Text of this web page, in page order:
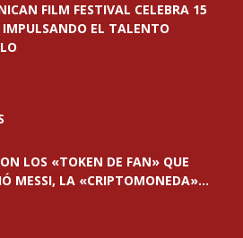
FILM FESTIVAL CELEBRA 15
EL TALENTO
LOS «TOKEN DE FAN» QUE
MESSI, LA «CRIPTOMONEDA»...